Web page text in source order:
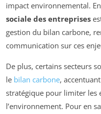
impact environnemental.
sociale des entreprises
gestion du bilan carbone,
communication sur ces
De plus, certains secteurs
le bilan carbone,
stratégique pour limiter les
l’environnement. Pour en